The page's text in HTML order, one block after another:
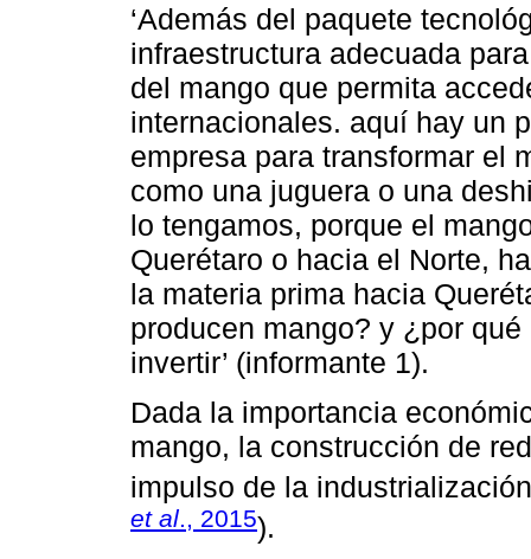
‘Además del paquete
infraestructura adecuada
del mango que permita
internacionales. aquí hay un
empresa para transformar el
como una juguera o una
lo tengamos, porque el
Querétaro o hacia el Norte,
la materia prima hacia
producen mango? y ¿por
invertir’ (informante 1).
Dada la importancia
mango, la construcción de
impulso de la
et al., 2015).